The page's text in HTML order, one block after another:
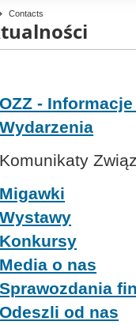
Contacts
OZZ -
Wydarzenia
Komunikaty
Migawki
Wystawy
Konkursy
Media o nas
Sprawozdania
Odeszli od nas